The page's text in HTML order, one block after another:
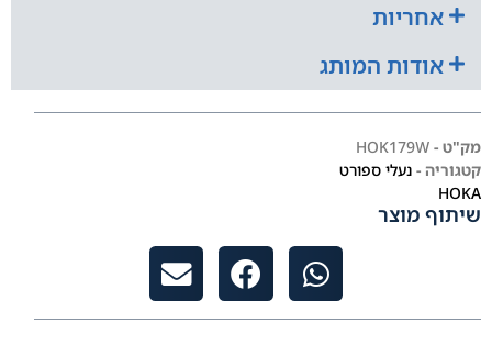
אחריות
אודות המותג
מק"ט - HOK179W
קטגוריה - נעלי ספורט
HOKA
שיתוף מוצר